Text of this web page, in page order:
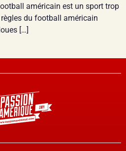
américain est un sport trop
du football américain
[…]